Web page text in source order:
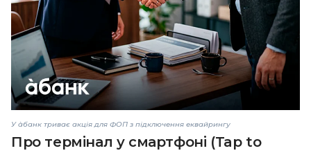
У àбанк триває акція для ФОП з підключення еквайрингу
Про термінал у смартфоні (Tap to